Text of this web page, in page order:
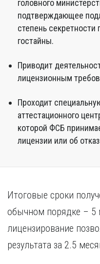
головного
подтверждающее
степень
гостайны.
Приводит
лицензионным
Проходит
аттестационного
которой ФСБ
лицензии или об
Итоговые сроки
обычном порядке – 5
лицензирование
результата за 2.5